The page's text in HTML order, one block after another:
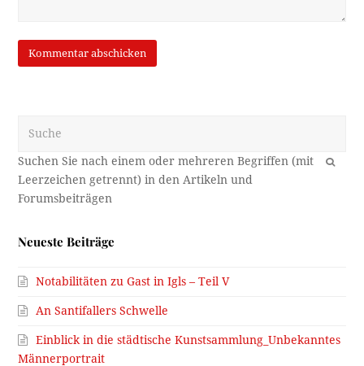
OK
Neueste Beiträge
Notabilitäten zu Gast in Igls – Teil V
An Santifallers Schwelle
Einblick in die städtische Kunstsammlung_Unbekanntes
Männerportrait